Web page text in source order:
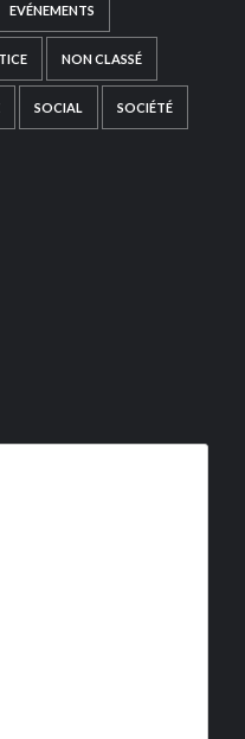
EVÉNEMENTS
NON CLASSÉ
SOCIAL SOCIÉTÉ